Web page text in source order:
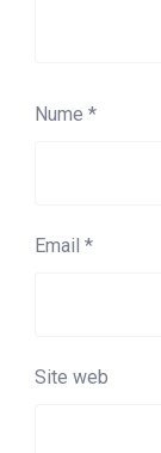
Nume *
Email *
Site web